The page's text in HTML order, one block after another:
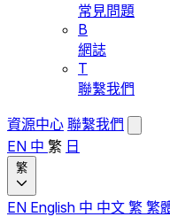
常見問題
B
網誌
T
聯繫我們
資源中心 聯繫我們
EN 中 繁 日
繁
EN English 中 中文 繁 繁